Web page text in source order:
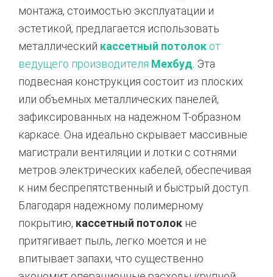
монтажа, стоимостью эксплуатации и
эстетикой, предлагается использовать
металлический кассетный потолок от
ведущего производителя Мехбуд . Эта
подвесная конструкция состоит из плоских
или объемных металлических панелей,
зафиксированных на надежном Т-образном
каркасе. Она идеально скрывает массивные
магистрали вентиляции и лотки с сотнями
метров электрических кабелей, обеспечивая
к ним беспрепятственный и быстрый доступ.
Благодаря надежному полимерному
покрытию, кассетный потолок не
притягивает пыль, легко моется и не
впитывает запахи, что существенно